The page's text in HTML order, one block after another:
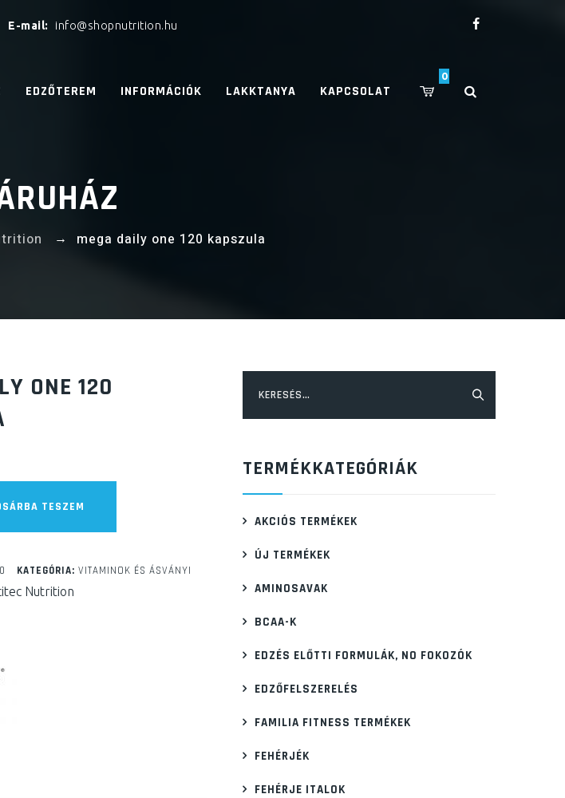
E-mail: info@shopnutrition.hu
0
EDZŐTEREM INFORMÁCIÓK LAKKTANYA KAPCSOLAT
→ mega daily one 120 kapszula
ONE 120
TESZEM
KATEGÓRIA:VITAMINOK ÉS ÁSVÁNYI
Nutrition
TERMÉKKATEGÓRIÁK
AKCIÓS TERMÉKEK
ÚJ TERMÉKEK
AMINOSAVAK
BCAA-K
EDZÉS ELŐTTI FORMULÁK, NO FOKOZÓK
EDZŐFELSZERELÉS
FAMILIA FITNESS TERMÉKEK
FEHÉRJÉK
FEHÉRJE ITALOK